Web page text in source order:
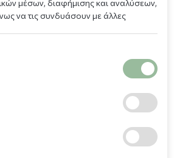
μέσων, διαφήμισης και αναλύσεων,
να τις συνδυάσουν με άλλες